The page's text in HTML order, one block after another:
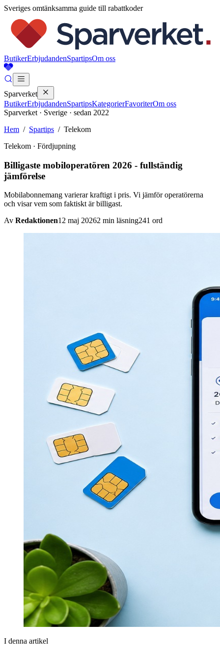
Sveriges omtänksamma guide till rabattkoder
ButikerErbjudandenSpartipsOm oss
Sparverket
ButikerErbjudandenSpartipsKategorierFavoriterOm oss
Sparverket · Sverige · sedan 2022
Hem / Spartips / Telekom
Telekom · Fördjupning
Billigaste mobiloperatören 2026 - fullständig
jämförelse
Mobilabonnemang varierar kraftigt i pris. Vi jämför operatörerna
och visar vem som faktiskt är billigast.
Av Redaktionen12 maj 20262 min läsning241 ord
I denna artikel